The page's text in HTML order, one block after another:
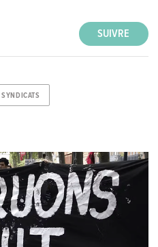
SUIVRE
SYNDICATS